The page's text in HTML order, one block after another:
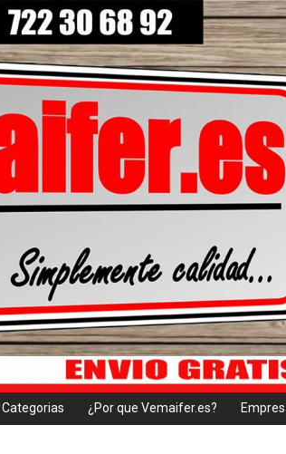
Categorias ¿Por que Vemaifer.es?